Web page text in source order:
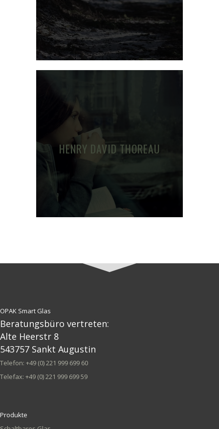
HENRY DAVID THOREAU
OPAK Smart Glas
Beratungsbüro vertreten:
Alte Heerstr 8
543757 Sankt Augustin
Telefon: +49 (0) 221 999 699 60
Telefax: +49 (0) 221 999 699 59
Produkte